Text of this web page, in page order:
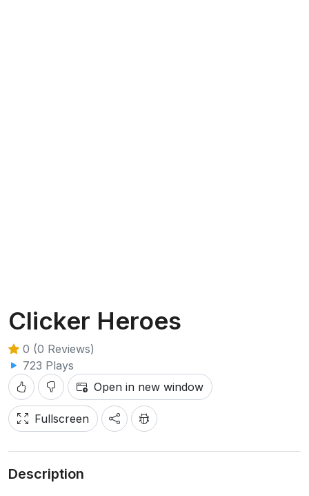
Clicker Heroes
0 (0 Reviews)
723 Plays
Open in new window
Fullscreen
Description